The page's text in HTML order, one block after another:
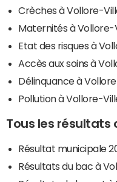
Crèches à Vollore-
Maternités à Vollore-
Etat des risques à
Accès aux soins à
Délinquance à
Pollution à Vollore-
Tous les résultats
Résultat municipale
Résultats du bac à